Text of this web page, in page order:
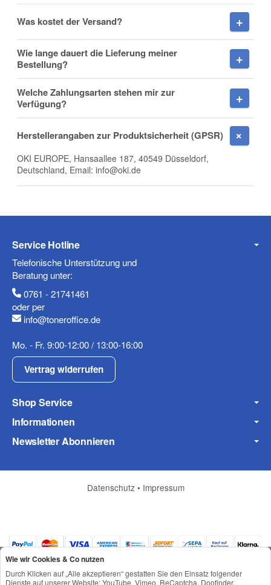
Firma
Mobiltelefon
Frage zum Artikel
Ihre Frage
Was kostet der Versand?
Wie lange dauert die Lieferung meiner
Bestellung?
Welche Zahlungsarten stehen mir zur
Verfügung?
Herstellerangaben zur Produktsicherheit (GPSR)
OKI EUROPE, Hansaallee 187, 40549 Düsseldorf,
Deutschland, Email: info@oki.de
Service Hotline
Telefonische Unterstützung und
Beratung unter:
0761 - 21741461
oder per
info@toneroffice.de
Mo. - Fr. 9:00-12:00 / 13:00-16:00
Vertrag widerrufen
Shop Service
Informationen
Newsletter Abonnieren
Datenschutz • Impressum
Wie wir Cookies & Co nutzen
Durch Klicken auf „Alle akzeptieren“ gestatten Sie den Einsatz folgender
Dienste auf unserer Website: YouTube, Vimeo, ReCaptcha, Doofinder,